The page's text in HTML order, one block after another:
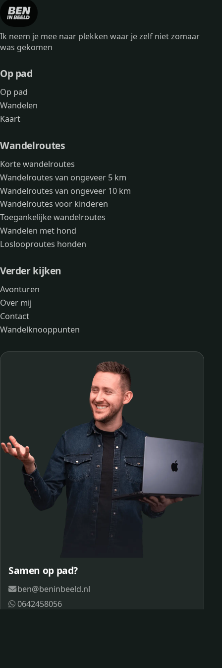
Ik neem je mee naar plekken waar je zelf niet zomaar
was gekomen
Op pad
Op pad
Wandelen
Kaart
Wandelroutes
Korte wandelroutes
Wandelroutes van ongeveer 5 km
Wandelroutes van ongeveer 10 km
Wandelroutes voor kinderen
Toegankelijke wandelroutes
Wandelen met hond
Loslooproutes honden
Verder kijken
Avonturen
Over mij
Contact
Wandelknooppunten
Samen op pad?
ben@beninbeeld.nl
0642458056